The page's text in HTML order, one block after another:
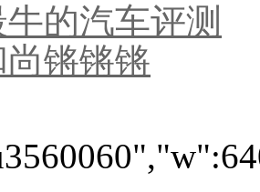
的汽车评测
锵锵锵